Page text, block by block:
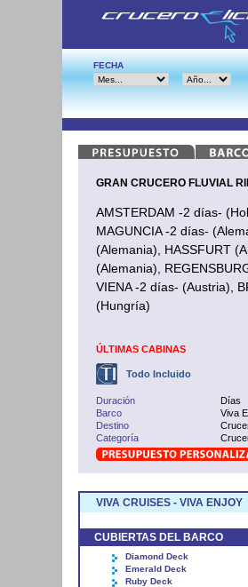
FECHA
GRAN CRUCERO FLUVIAL
AMSTERDAM -2 días-
MAGUNCIA -2 días-
(Alemania), HASSFURT
(Alemania),
VIENA -2 días- (Austria),
(Hungría)
ÚLTIMAS CABINAS
Todo Incluido
Duración
Días
Barco
Viva
Destino
Categoría
VIVA CRUISES - VIVA ENJOY
CUBIERTAS DEL BARCO
Diamond Deck
Emerald Deck
Ruby Deck